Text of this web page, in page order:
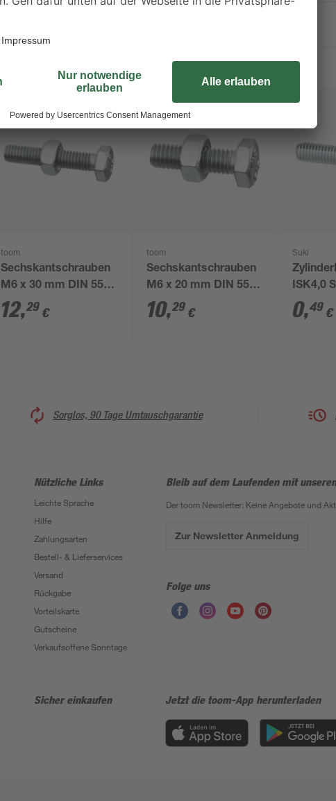
toom
Sechskantschrauben
M6 x 30 mm DIN 558
50 Stück
12,29 €
toom
Sechskantschrauben
M6 x 20 mm DIN 558
50 Stück
10,29 €
Suki
ISK4,0
x 30
0,49 €
Sorglos, 90 Tage Umtauschgarantie
Nützliche Links
Leichte Sprache
Hilfe
Zahlungsarten
Bestell- & Lieferservices
Versand
Rückgabe
Vorteilskarte
Gutscheine
Verkaufsoffene Sonntage
Bleib auf dem Laufenden mit
Der toom Newsletter: Keine Angebote und
Zur Newsletter Anmeldung
Folge uns
Sicher einkaufen Jetzt die toom-App herunterladen